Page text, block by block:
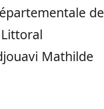
de
Mathilde